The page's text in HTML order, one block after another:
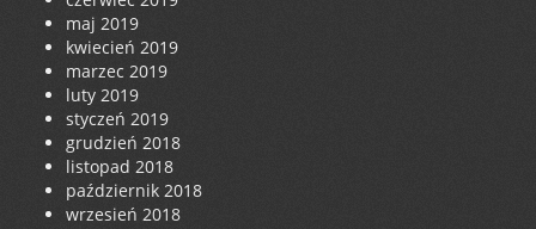
maj 2019
kwiecień 2019
marzec 2019
luty 2019
styczeń 2019
grudzień 2018
listopad 2018
październik 2018
wrzesień 2018